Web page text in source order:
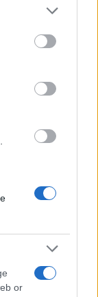
more Google
may click to
party tags to
below Google
or
migliori e